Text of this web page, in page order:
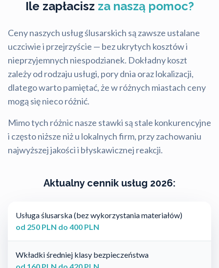
Ile zapłacisz za naszą pomoc?
Ceny naszych usług ślusarskich są zawsze ustalane
uczciwie i przejrzyście — bez ukrytych kosztów i
nieprzyjemnych niespodzianek. Dokładny koszt
zależy od rodzaju usługi, pory dnia oraz lokalizacji,
dlatego warto pamiętać, że w różnych miastach ceny
mogą się nieco różnić.
Mimo tych różnic nasze stawki są stale konkurencyjne
i często niższe niż u lokalnych firm, przy zachowaniu
najwyższej jakości i błyskawicznej reakcji.
Aktualny cennik usług 2026:
Usługa ślusarska (bez wykorzystania materiałów)
od 250 PLN do 400 PLN
Wkładki średniej klasy bezpieczeństwa